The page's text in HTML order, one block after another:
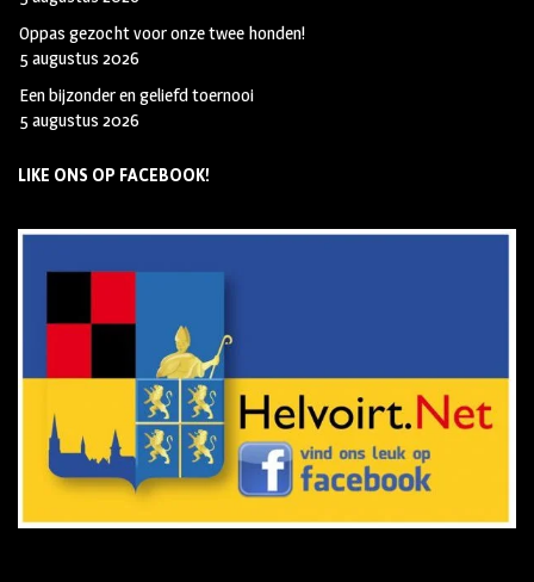
Oppas gezocht voor onze twee honden!
5 augustus 2026
Een bijzonder en geliefd toernooi
5 augustus 2026
LIKE ONS OP FACEBOOK!